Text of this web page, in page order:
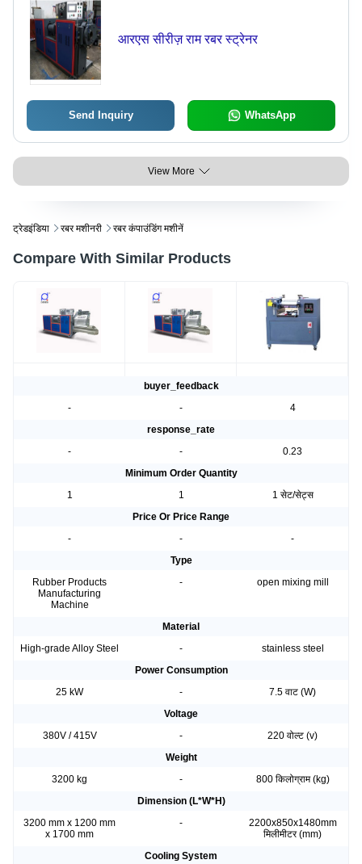
आरएस सीरीज़ राम रबर स्ट्रेनर
Send Inquiry WhatsApp
View More
ट्रेडइंडिया रबर मशीनरी रबर कंपाउंडिंग मशीनें
Compare With Similar Products
buyer_feedback
-
-
4
response_rate
-
-
0.23
Minimum Order Quantity
1
1
1 सेट/सेट्स
Price Or Price Range
-
-
-
Type
Rubber Products
Manufacturing
Machine
- open mixing mill
Material
High-grade Alloy Steel
-
stainless steel
Power Consumption
25 kW
-
7.5 वाट (W)
Voltage
380V / 415V
-
220 वोल्ट (v)
Weight
3200 kg
-
800 किलोग्राम (kg)
Dimension (L*W*H)
3200 mm x 1200 mm
x 1700 mm
-
2200x850x1480mm
मिलीमीटर (mm)
Cooling System